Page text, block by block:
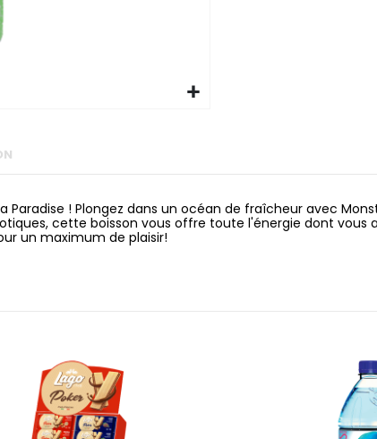
! Plongez dans un océan de fraîcheur avec
cette boisson vous offre toute l'énergie dont vous
un maximum de plaisir!